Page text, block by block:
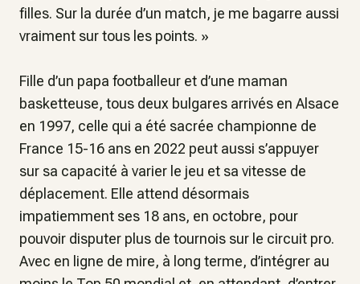
filles. Sur la durée d’un match, je me bagarre aussi
vraiment sur tous les points. »
Fille d’un papa footballeur et d’une maman
basketteuse, tous deux bulgares arrivés en Alsace
en 1997, celle qui a été sacrée championne de
France 15-16 ans en 2022 peut aussi s’appuyer
sur sa capacité à varier le jeu et sa vitesse de
déplacement. Elle attend désormais
impatiemment ses 18 ans, en octobre, pour
pouvoir disputer plus de tournois sur le circuit pro.
Avec en ligne de mire, à long terme, d’intégrer au